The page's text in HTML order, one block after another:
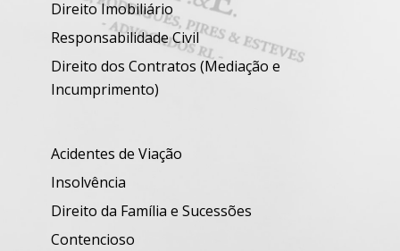
Direito Imobiliário
Responsabilidade Civil
Direito dos Contratos (Mediação e
Incumprimento)
Acidentes de Viação
Insolvência
Direito da Família e Sucessões
Contencioso